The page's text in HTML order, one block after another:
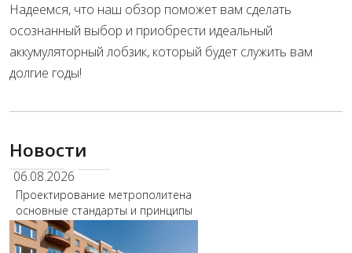
Надеемся, что наш обзор поможет вам сделать
осознанный выбор и приобрести идеальный
аккумуляторный лобзик, который будет служить вам
долгие годы!
Новости
06.08.2026
Проектирование метрополитена
основные стандарты и принципы